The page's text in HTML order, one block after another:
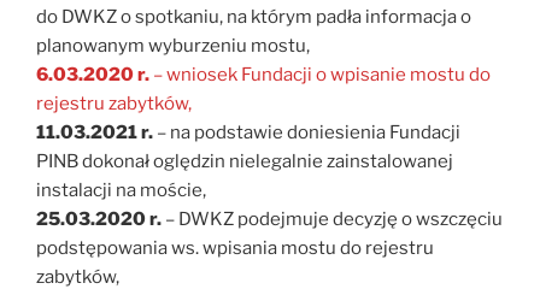
do DWKZ o spotkaniu, na którym padła informacja o
planowanym wyburzeniu mostu,
6.03.2020 r. – wniosek Fundacji o wpisanie mostu do
rejestru zabytków,
11.03.2021 r. – na podstawie doniesienia Fundacji
PINB dokonał oględzin nielegalnie zainstalowanej
instalacji na moście,
25.03.2020 r. – DWKZ podejmuje decyzję o wszczęciu
podstępowania ws. wpisania mostu do rejestru
zabytków,